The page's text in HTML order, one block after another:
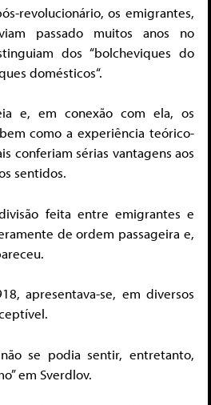
revolucionário, os emigrantes,
passado muitos anos no
dos “bolcheviques do
domésticos“.
e, em conexão com ela, os
como a experiência teórico-
conferiam sérias vantagens aos
sentidos.
feita entre emigrantes e
de ordem passageira e,
apresentava-se, em diversos
se podia sentir, entretanto,
em Sverdlov.